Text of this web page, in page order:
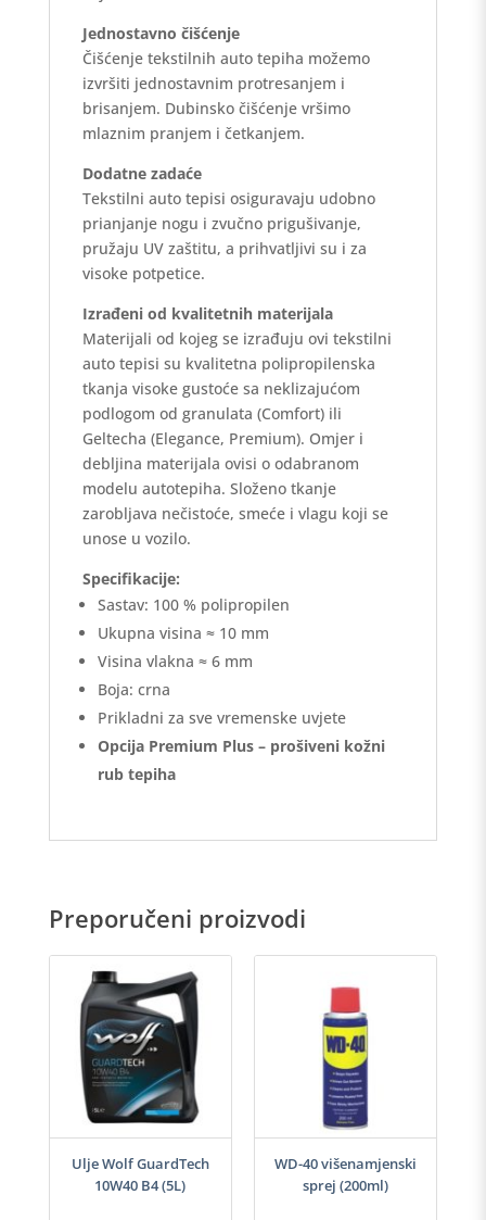
Jednostavno čišćenje
Čišćenje tekstilnih auto tepiha možemo
izvršiti jednostavnim protresanjem i
brisanjem. Dubinsko čišćenje vršimo
mlaznim pranjem i četkanjem.
Dodatne zadaće
Tekstilni auto tepisi osiguravaju udobno
prianjanje nogu i zvučno prigušivanje,
pružaju UV zaštitu, a prihvatljivi su i za
visoke potpetice.
Izrađeni od kvalitetnih materijala
Materijali od kojeg se izrađuju ovi tekstilni
auto tepisi su kvalitetna polipropilenska
tkanja visoke gustoće sa neklizajućom
podlogom od granulata (Comfort) ili
Geltecha (Elegance, Premium). Omjer i
debljina materijala ovisi o odabranom
modelu autotepiha. Složeno tkanje
zarobljava nečistoće, smeće i vlagu koji se
unose u vozilo.
Specifikacije:
Sastav: 100 % polipropilen
Ukupna visina ≈ 10 mm
Visina vlakna ≈ 6 mm
Boja: crna
Prikladni za sve vremenske uvjete
Opcija Premium Plus – prošiveni kožni
rub tepiha
Preporučeni proizvodi
Ulje Wolf GuardTech
10W40 B4 (5L)
WD-40 višenamjenski
sprej (200ml)